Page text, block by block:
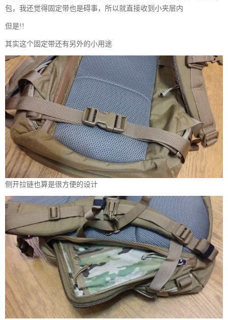
包，我还觉得固定带也是碍事，所以就直接收到小夹层内
但是!!
其实这个固定带还有另外的小用途
侧开拉链也算是很方便的设计